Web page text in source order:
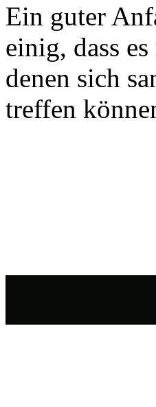
Ein guter
einig, dass
denen sich
treffen